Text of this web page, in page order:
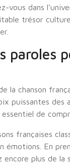
vous dans
trésor
paroles
la chanson
puissantes des
de
françaises
émotions. En
encore plus de la